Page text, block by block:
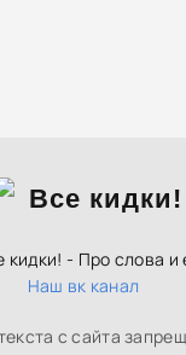
кидки! - Про слова и
Наш вк канал
с сайта